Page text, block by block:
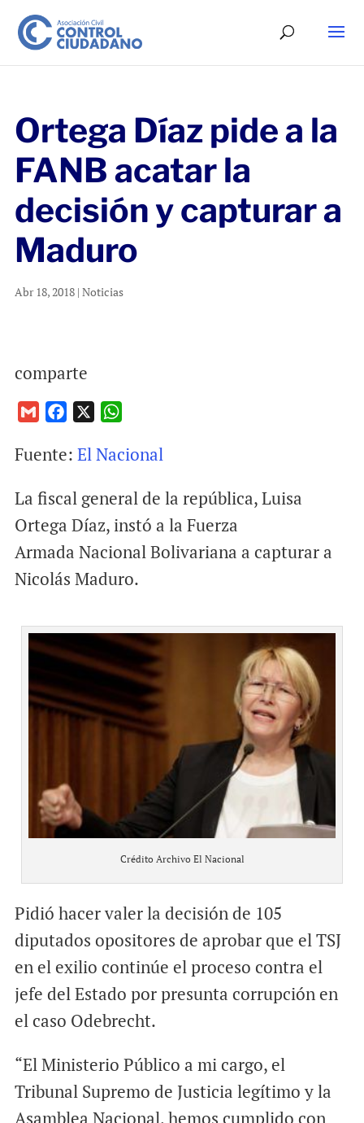
Ortega Díaz pide a la
FANB acatar la
decisión y capturar a
Maduro
Abr 18, 2018| Noticias
comparte
a
l
c
b
o
k
a
s
p
Fuente: El Nacional
La fiscal general de la república, Luisa
Ortega Díaz, instó a la Fuerza
Armada Nacional Bolivariana a capturar a
Nicolás Maduro.
Crédito Archivo El Nacional
Pidió hacer valer la decisión de 105
diputados opositores de aprobar que el TSJ
en el exilio continúe el proceso contra el
jefe del Estado por presunta corrupción en
el caso Odebrecht.
“El Ministerio Público a mi cargo, el
Tribunal Supremo de Justicia legítimo y la
Asamblea Nacional, hemos cumplido con